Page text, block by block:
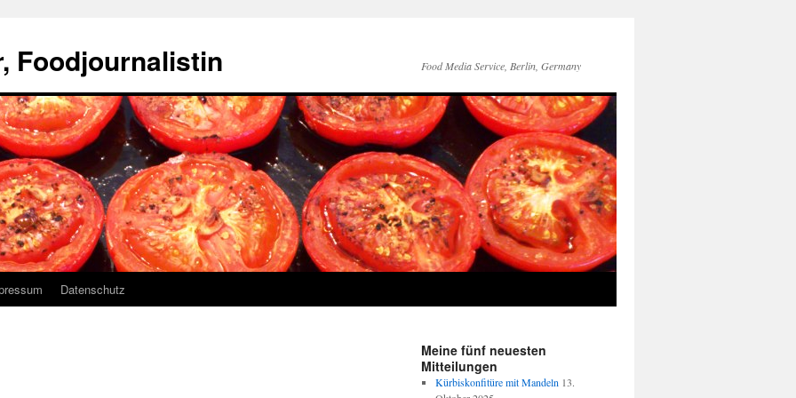
Foodjournalistin Food Media Service, Berlin, Germany
Datenschutz
Meine fünf neuesten
Mitteilungen
Kürbiskonfitüre mit Mandeln 13.